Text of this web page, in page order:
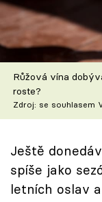
Škola vaření
Recepty z
Speciál:
Těhotnej
Sledujte
Přihlášení
Růžová vína
roste?
Zdroj: se souhlasem
Ještě
spíše jako
letních oslav